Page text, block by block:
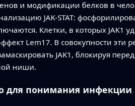
и модификации белков в
JAK‑STAT:
Клетки, в которых JAK1
Lem17. В совокупности эти
JAK1, блокируя
ниши.
для понимания инфекции